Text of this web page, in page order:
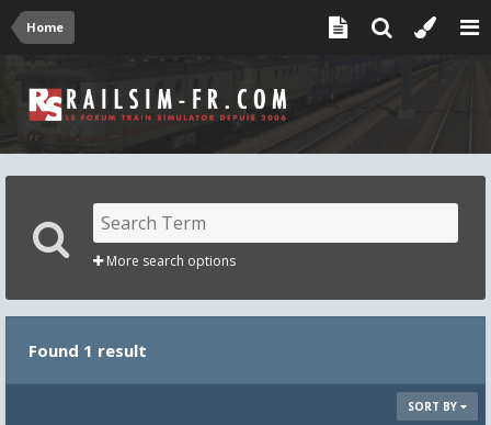
Home
More search options
Found 1 result
SORT BY